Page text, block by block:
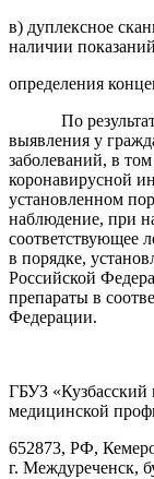
в) дуплексное
наличии
определения
По
выявления у
заболеваний, в
коронавирусной
установленном
наблюдение, при
соответствующее
в порядке,
Российской
препараты в
Федерации.
ГБУЗ «Кузбасский
медицинской
652873, РФ,
г. Междуреченск,